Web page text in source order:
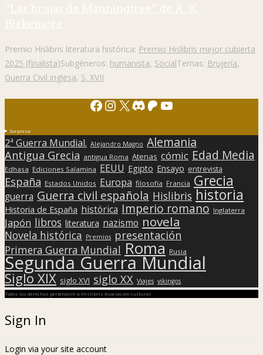
“Las brujas de Manningtree” de A. K.
Blakemore
Premio Hislibris literatura histórica: Premio Hislibris mejor cubierta
2025 (finalista)Subgéneros: humanista, SocialTemas: Brujería,
Guerra Civil inglesa, S. XVII
Facebook
Instagram
X Discord
Patreon
YouTube
Sorpresa
2ª Guerra Mundial. Alejandro Magno Alemania
Antigua Grecia antigua Roma Atenas cómic Edad Media
Edhasa Ediciones Salamina EEUU Egipto Ensayo entrevista
España Estados Unidos Europa filosofía Francia Grecia
guerra Guerra civil española Hislibris historia
Historia de España histórica Imperio romano Inglaterra
Japón libros literatura nazismo novela
Novela histórica Premios presentación
Primera Guerra Mundial Roma Rusia
Segunda Guerra Mundial
Siglo XIX siglo XVI siglo XX Viajes vikingos
Todos los derechos pertenecen a Hislibris Asociación cultural
Sign In
Login via your site account